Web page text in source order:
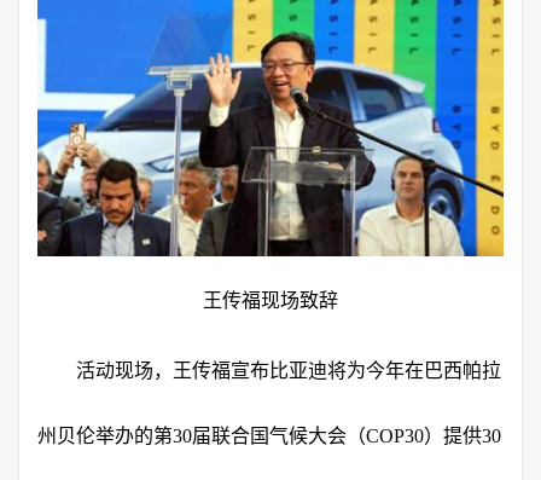
王传福现场致辞
活动现场，王传福宣布比亚迪将为今年在巴西帕拉
州贝伦举办的第30届联合国气候大会（COP30）提供30